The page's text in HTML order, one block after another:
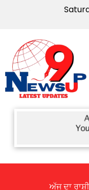
ਅੱਜ ਦਾ ਰਾਸ਼ੀਫਲ